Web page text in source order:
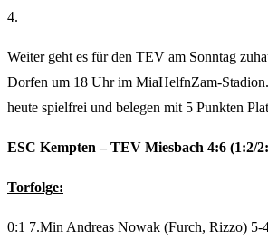
4.
Weiter geht es für den TEV am Sonntag
Dorfen um 18 Uhr im MiaHelfnZam-
heute spielfrei und belegen mit 5 Punkten
ESC Kempten – TEV Miesbach 4:6 (1:2/
Torfolge:
0:1 7.Min Andreas Nowak (Furch, Rizzo) 5-